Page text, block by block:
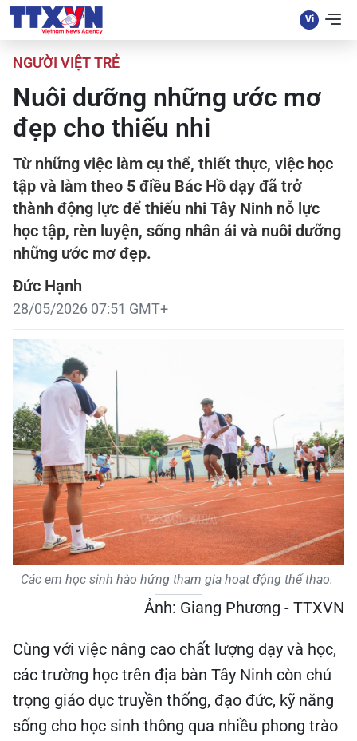
NGƯỜI VIỆT TRẺ
Nuôi dưỡng những ước mơ
đẹp cho thiếu nhi
Từ những việc làm cụ thể, thiết thực, việc học
tập và làm theo 5 điều Bác Hồ dạy đã trở
thành động lực để thiếu nhi Tây Ninh nỗ lực
học tập, rèn luyện, sống nhân ái và nuôi dưỡng
những ước mơ đẹp.
Đức Hạnh
28/05/2026 07:51 GMT+
Các em học sinh hào hứng tham gia hoạt động thể thao.
Ảnh: Giang Phương - TTXVN
Cùng với việc nâng cao chất lượng dạy và học,
các trường học trên địa bàn Tây Ninh còn chú
trọng giáo dục truyền thống, đạo đức, kỹ năng
sống cho học sinh thông qua nhiều phong trào